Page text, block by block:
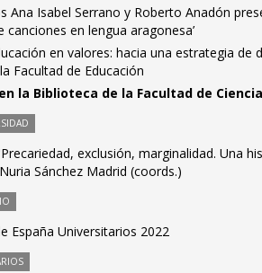
Ana Isabel Serrano y Roberto Anadón
canciones en lengua aragonesa’
en valores: hacia una estrategia de
Facultad de Educación
la Biblioteca de la Facultad de
exclusión, marginalidad. Una
Sánchez Madrid (coords.)
España Universitarios 2022